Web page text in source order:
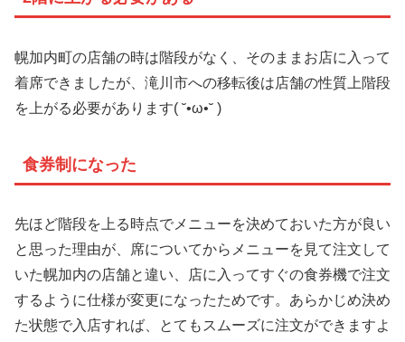
幌加内町の店舗の時は階段がなく、そのままお店に入って
着席できましたが、滝川市への移転後は店舗の性質上階段
を上がる必要があります( ˘•ω•˘ )
食券制になった
先ほど階段を上る時点でメニューを決めておいた方が良い
と思った理由が、席についてからメニューを見て注文して
いた幌加内の店舗と違い、店に入ってすぐの食券機で注文
するように仕様が変更になったためです。あらかじめ決め
た状態で入店すれば、とてもスムーズに注文ができますよ